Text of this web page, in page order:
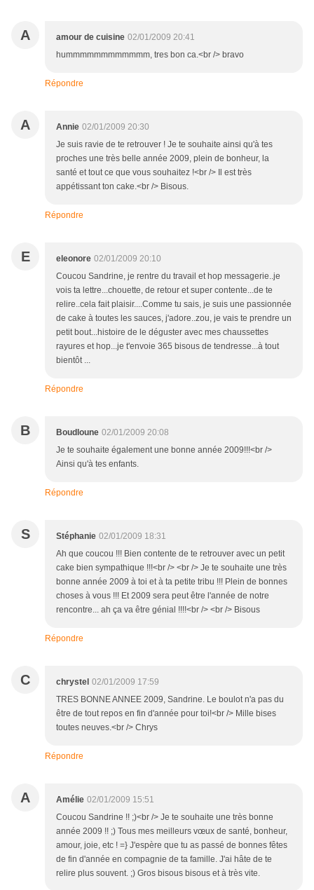
A amour de cuisine 02/01/2009 20:41
hummmmmmmmmmmm, tres bon ca.<br /> bravo
Répondre
A Annie 02/01/2009 20:30
Je suis ravie de te retrouver ! Je te souhaite ainsi qu'à tes
proches une très belle année 2009, plein de bonheur, la
santé et tout ce que vous souhaitez !<br /> Il est très
appétissant ton cake.<br /> Bisous.
Répondre
E eleonore 02/01/2009 20:10
Coucou Sandrine, je rentre du travail et hop messagerie..je
vois ta lettre...chouette, de retour et super contente...de te
relire..cela fait plaisir....Comme tu sais, je suis une passionnée
de cake à toutes les sauces, j'adore..zou, je vais te prendre un
petit bout...histoire de le déguster avec mes chaussettes
rayures et hop...je t'envoie 365 bisous de tendresse...à tout
bientôt ...
Répondre
B Boudloune 02/01/2009 20:08
Je te souhaite également une bonne année 2009!!!<br />
Ainsi qu'à tes enfants.
Répondre
S Stéphanie 02/01/2009 18:31
Ah que coucou !!! Bien contente de te retrouver avec un petit
cake bien sympathique !!!<br /> <br /> Je te souhaite une très
bonne année 2009 à toi et à ta petite tribu !!! Plein de bonnes
choses à vous !!! Et 2009 sera peut être l'année de notre
rencontre... ah ça va être génial !!!!<br /> <br /> Bisous
Répondre
C chrystel 02/01/2009 17:59
TRES BONNE ANNEE 2009, Sandrine. Le boulot n'a pas du
être de tout repos en fin d'année pour toi!<br /> Mille bises
toutes neuves.<br /> Chrys
Répondre
A Amélie 02/01/2009 15:51
Coucou Sandrine !! ;)<br /> Je te souhaite une très bonne
année 2009 !! ;) Tous mes meilleurs vœux de santé, bonheur,
amour, joie, etc ! =} J'espère que tu as passé de bonnes fêtes
de fin d'année en compagnie de ta famille. J'ai hâte de te
relire plus souvent. ;) Gros bisous bisous et à très vite.